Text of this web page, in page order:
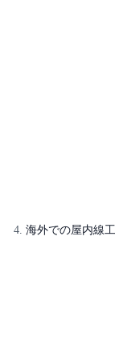
海外での屋内線